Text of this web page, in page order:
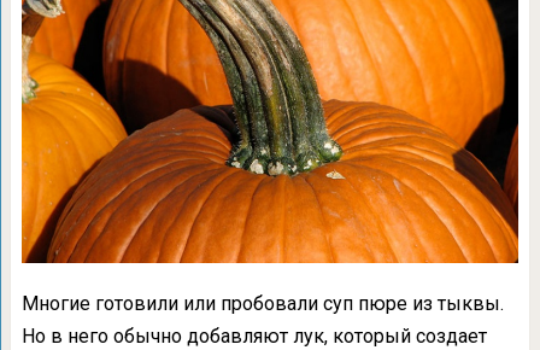
Многие готовили или пробовали суп пюре из тыквы.
Но в него обычно добавляют лук, который создает